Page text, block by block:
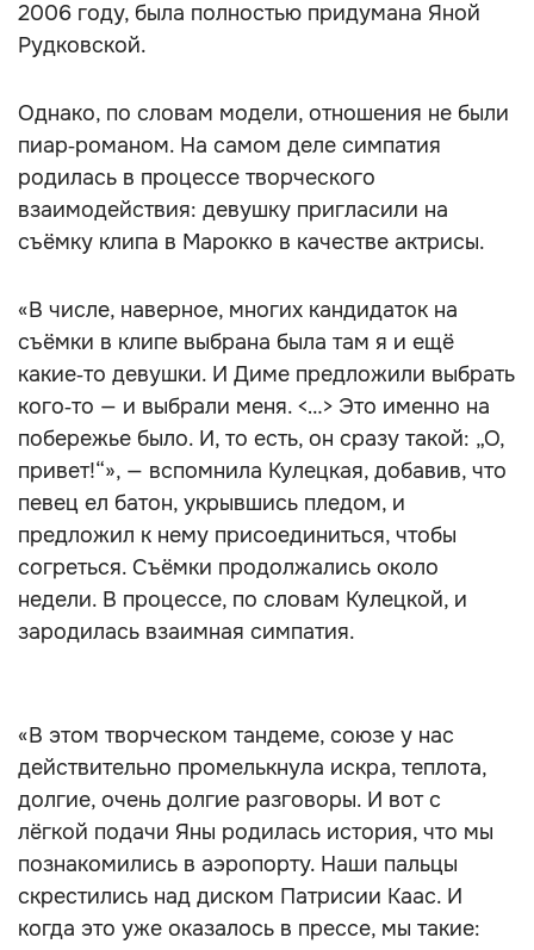
2006 году, была полностью придумана Яной
Рудковской.
Однако, по словам модели, отношения не были
пиар‑романом. На самом деле симпатия
родилась в процессе творческого
взаимодействия: девушку пригласили на
съёмку клипа в Марокко в качестве актрисы.
«В числе, наверное, многих кандидаток на
съёмки в клипе выбрана была там я и ещё
какие‑то девушки. И Диме предложили выбрать
кого‑то — и выбрали меня. <…> Это именно на
побережье было. И, то есть, он сразу такой: „О,
привет!“», — вспомнила Кулецкая, добавив, что
певец ел батон, укрывшись пледом, и
предложил к нему присоединиться, чтобы
согреться. Съёмки продолжались около
недели. В процессе, по словам Кулецкой, и
зародилась взаимная симпатия.
«В этом творческом тандеме, союзе у нас
действительно промелькнула искра, теплота,
долгие, очень долгие разговоры. И вот с
лёгкой подачи Яны родилась история, что мы
познакомились в аэропорту. Наши пальцы
скрестились над диском Патрисии Каас. И
когда это уже оказалось в прессе, мы такие: